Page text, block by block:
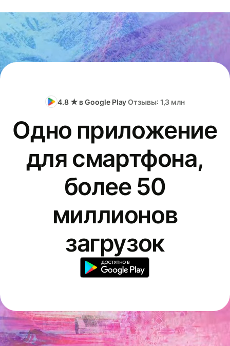
4.8 ★ в Google PlayОтзывы: 1,3 млн
Одно приложение
для смартфона,
более 50
миллионов
загрузок